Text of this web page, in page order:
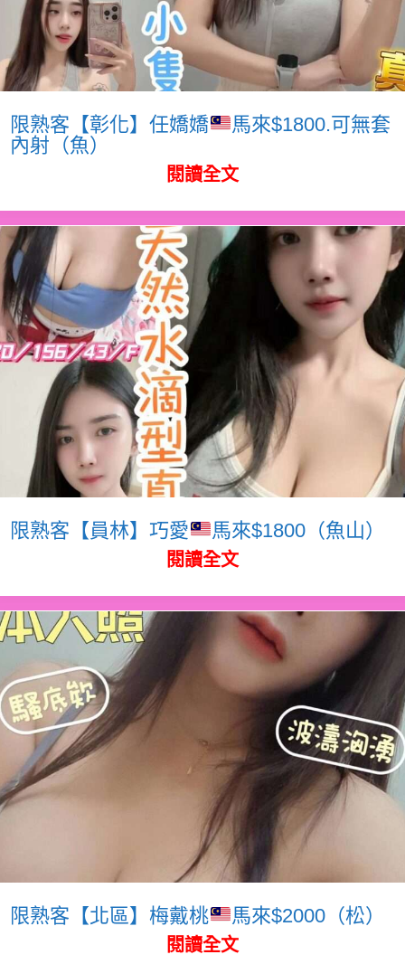
限熟客【彰化】任嬌嬌
馬來$1800.可無套
內射（魚）
閱讀全文
限熟客【員林】巧愛 馬來$1800（魚山）
閱讀全文
限熟客【北區】梅戴桃 馬來$2000（松）
閱讀全文